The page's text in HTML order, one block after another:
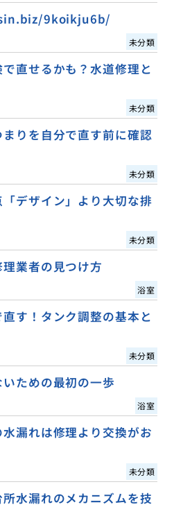
9koikju6b/
未分類
直せるかも？水道修理と
未分類
りを自分で直す前に確認
未分類
デザイン」より大切な排
未分類
業者の見つけ方
浴室
す！タンク調整の基本と
未分類
ための最初の一歩
浴室
漏れは修理より交換がお
未分類
水漏れのメカニズムを技